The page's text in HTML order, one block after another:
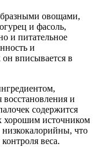
овощами,
и фасоль,
и питательное
и
вписывается в
и
содержится
хорошим источником
что
веса.